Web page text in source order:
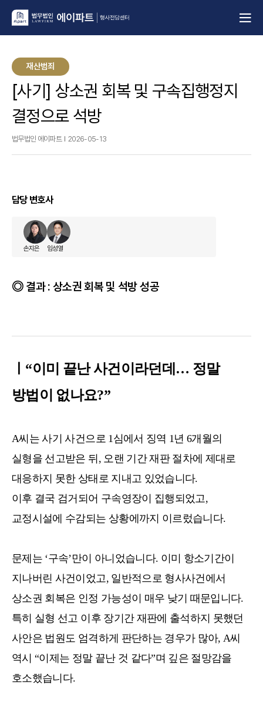
재산범죄
[사기] 상소권 회복 및 구속집행정지
결정으로 석방
법무법인 에이파트 2026-05-13
담당 변호사
손지은 임성열
결과 : 상소권 회복 및 석방 성공
ㅣ“이미 끝난 사건이라던데… 정말
방법이 없나요?”
A씨는 사기 사건으로 1심에서 징역 1년 6개월의
실형을 선고받은 뒤, 오랜 기간 재판 절차에 제대로
대응하지 못한 상태로 지내고 있었습니다.
이후 결국 검거되어 구속영장이 집행되었고,
교정시설에 수감되는 상황에까지 이르렀습니다.
문제는 ‘구속’만이 아니었습니다. 이미 항소기간이
지나버린 사건이었고, 일반적으로 형사사건에서
상소권 회복은 인정 가능성이 매우 낮기 때문입니다.
특히 실형 선고 이후 장기간 재판에 출석하지 못했던
사안은 법원도 엄격하게 판단하는 경우가 많아, A씨
역시 “이제는 정말 끝난 것 같다”며 깊은 절망감을
호소했습니다.